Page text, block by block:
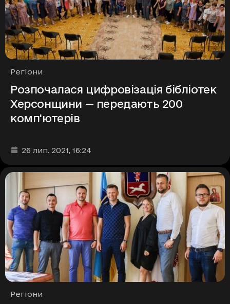
Рубрики
Регіони
Розпочалася цифровізація бібліотек
Херсонщини — передають 200
комп'ютерів
Дата та час публікації
26 лип. 2021, 16:24
Рубрики
Регіони